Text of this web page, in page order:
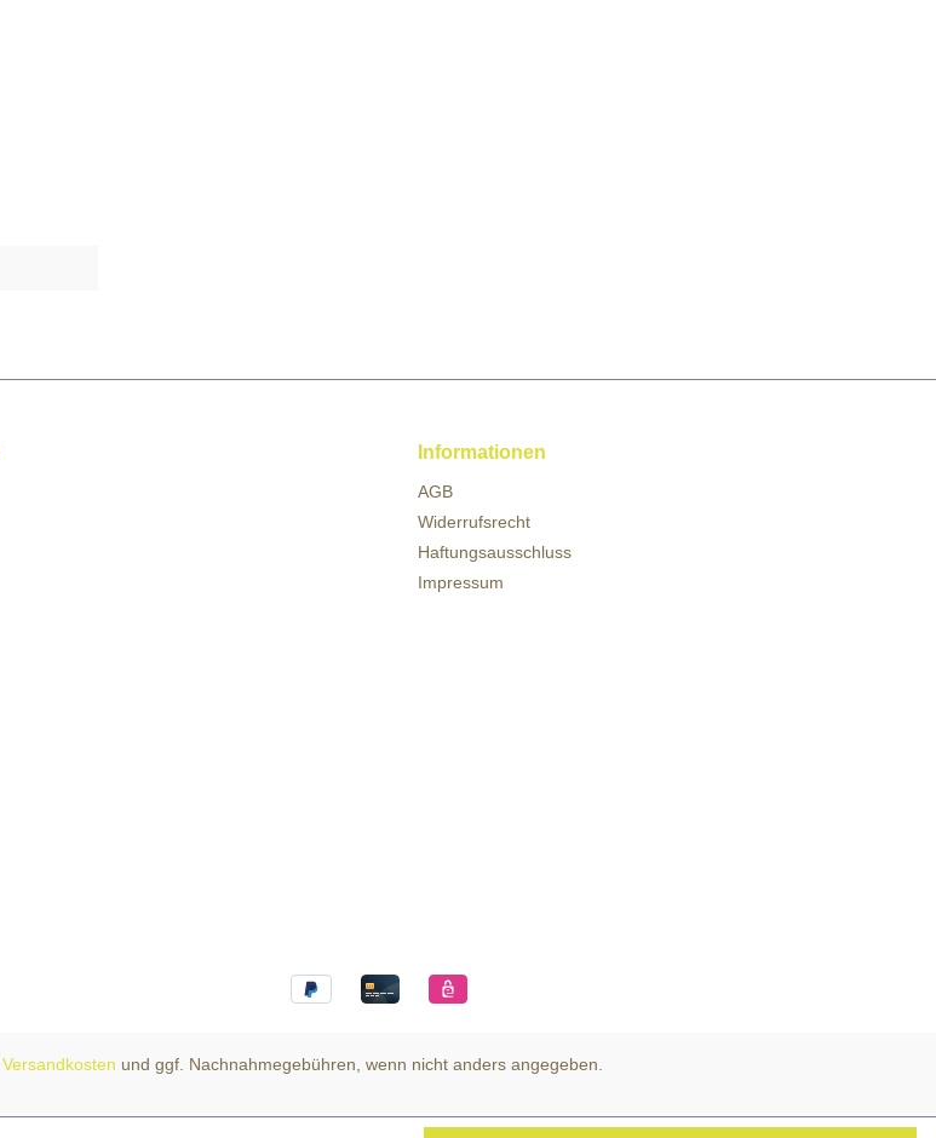
Informationen
AGB
Widerrufsrecht
Haftungsausschluss
Impressum
Versandkosten und ggf. Nachnahmegebühren, wenn nicht anders angegeben.